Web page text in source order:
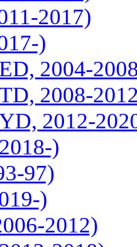
2017)
)
2004-
2008-
2012-
)
97)
)
2012)